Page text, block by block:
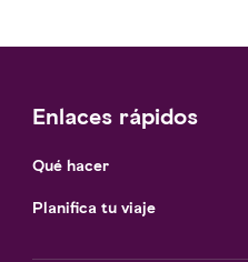
Enlaces rápidos
Qué hacer
Planifica tu viaje